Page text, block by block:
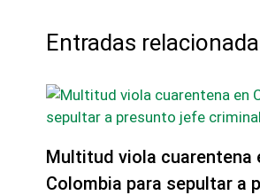
Entradas
Multitud viola cuarentena
Colombia para sepultar a